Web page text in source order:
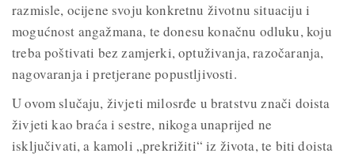
razmisle, ocijene svoju konkretnu životnu situaciju i
mogućnost angažmana, te donesu konačnu odluku, koju
treba poštivati bez zamjerki, optuživanja, razočaranja,
nagovaranja i pretjerane popustljivosti.
U ovom slučaju, živjeti milosrđe u bratstvu znači doista
živjeti kao braća i sestre, nikoga unaprijed ne
isključivati, a kamoli „prekrižiti“ iz života, te biti doista